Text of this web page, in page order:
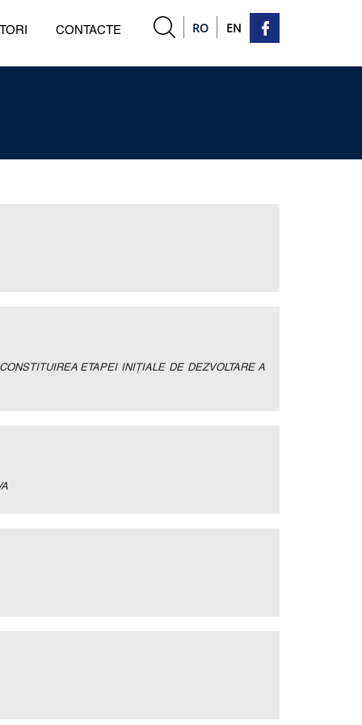
RO EN
CONTACTE
ETAPEI INIŢIALE DE DEZVOLTARE A